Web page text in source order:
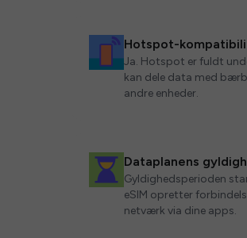
Hotspot-
Ja. Hotspot er fuldt
kan dele data med
andre enheder.
Dataplanens
Gyldighedsperioden
eSIM opretter
netværk via dine apps.